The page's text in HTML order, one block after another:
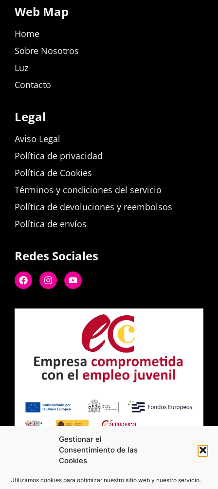
Gestionar el
Consentimiento de las
Cookies
Utilizamos cookies para optimizar nuestro sitio web y nuestro servicio.
Web Map
Home
Sobre Nosotros
Luz
Contacto
Legal
Aviso Legal
Política de privacidad
Política de Cookies
Términos y condiciones del servicio
Política de devoluciones y reembolsos
Política de envíos
Redes Sociales
2026 Moviltick technologies. Todos los